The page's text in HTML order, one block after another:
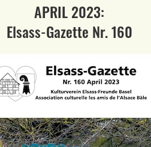
APRIL 2023:
Elsass-Gazette Nr. 160